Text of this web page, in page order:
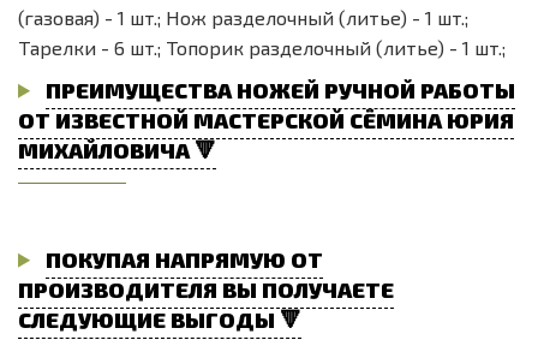
(газовая) - 1 шт.; Нож разделочный (литье) - 1 шт.;
Тарелки - 6 шт.; Топорик разделочный (литье) - 1 шт.;
ПРЕИМУЩЕСТВА НОЖЕЙ РУЧНОЙ РАБОТЫ
ОТ ИЗВЕСТНОЙ МАСТЕРСКОЙ СЁМИНА ЮРИЯ
МИХАЙЛОВИЧА 🔻
ПОКУПАЯ НАПРЯМУЮ ОТ
ПРОИЗВОДИТЕЛЯ ВЫ ПОЛУЧАЕТЕ
СЛЕДУЮЩИЕ ВЫГОДЫ 🔻